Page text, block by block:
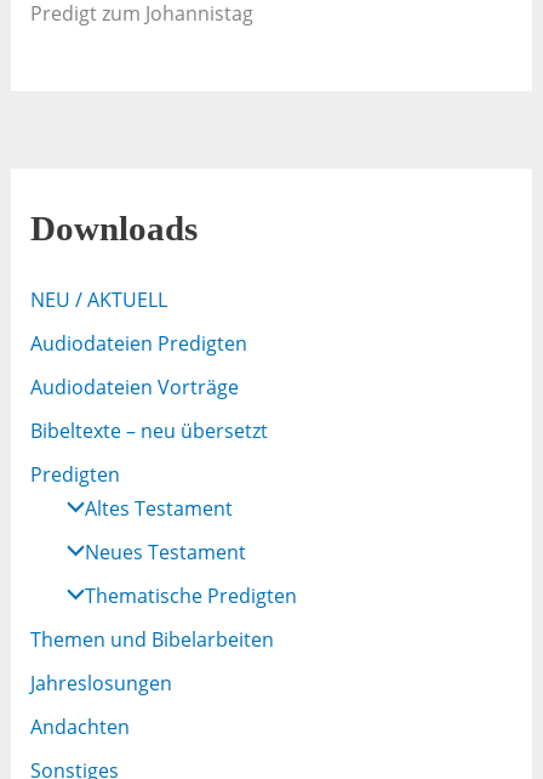
Predigt zum Johannistag
Downloads
NEU / AKTUELL
Audiodateien Predigten
Audiodateien Vorträge
Bibeltexte – neu übersetzt
Predigten
Altes Testament
Neues Testament
Thematische Predigten
Themen und Bibelarbeiten
Jahreslosungen
Andachten
Sonstiges